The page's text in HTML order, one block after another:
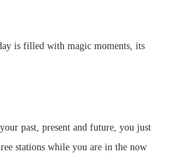
is filled with magic moments, its
past, present and future, you just
stations while you are in the now